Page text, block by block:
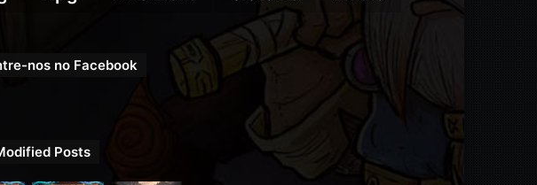
nos no Facebook
Posts